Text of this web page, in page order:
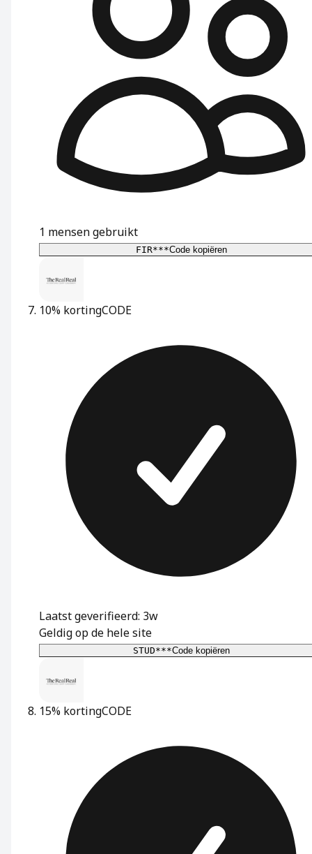
1 mensen gebruikt
FIR***Code kopiëren
10% kortingCODE
Laatst geverifieerd: 3w
Geldig op de hele site
STUD***Code kopiëren
15% kortingCODE